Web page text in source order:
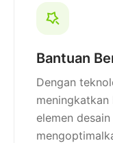
Bantuan
Dengan
meningkatkan
elemen